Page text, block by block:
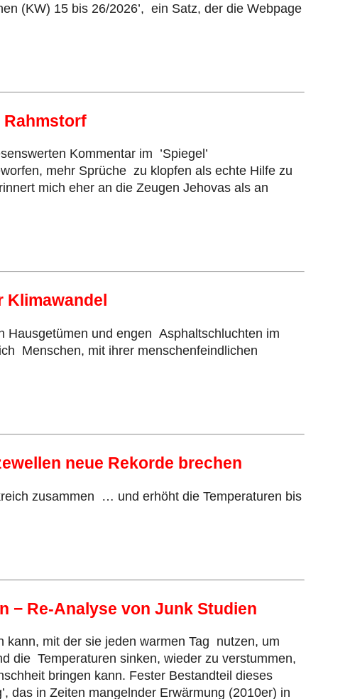
(KW) 15 bis 26/2026’, ein Satz, der die Webpage
Rahmstorf
Kommentar im ’Spiegel’
mehr Sprüche zu klopfen als echte Hilfe zu
mich eher an die Zeugen Jehovas als an
Hausgetümen und engen Asphaltschluchten im
Menschen, mit ihrer menschenfeindlichen
neue Rekorde brechen
zusammen … und erhöht die Temperaturen bis
− Re-Analyse von Junk Studien
mit der sie jeden warmen Tag nutzen, um
die Temperaturen sinken, wieder zu verstummen,
bringen kann. Fester Bestandteil dieses
das in Zeiten mangelnder Erwärmung (2010er) in